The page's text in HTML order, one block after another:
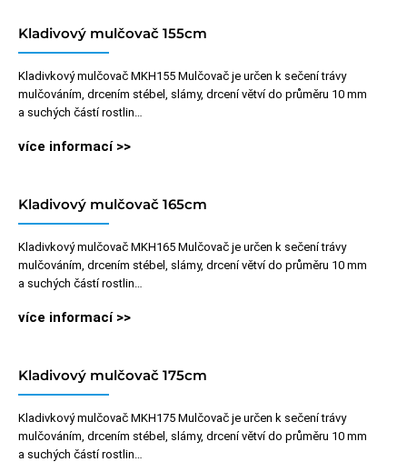
Kladivový mulčovač 155cm
Kladivkový mulčovač MKH155 Mulčovač je určen k sečení trávy
mulčováním, drcením stébel, slámy, drcení větví do průměru 10 mm
a suchých částí rostlin…
více informací >>
Kladivový mulčovač 165cm
Kladivkový mulčovač MKH165 Mulčovač je určen k sečení trávy
mulčováním, drcením stébel, slámy, drcení větví do průměru 10 mm
a suchých částí rostlin…
více informací >>
Kladivový mulčovač 175cm
Kladivkový mulčovač MKH175 Mulčovač je určen k sečení trávy
mulčováním, drcením stébel, slámy, drcení větví do průměru 10 mm
a suchých částí rostlin…